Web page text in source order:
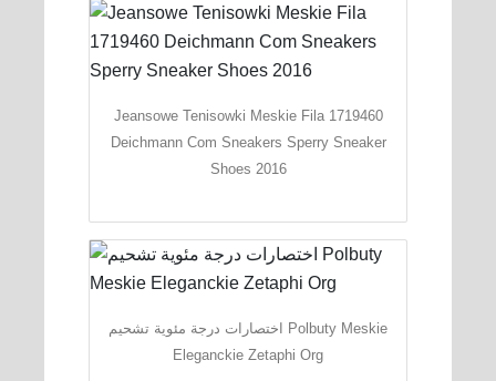
Jeansowe Tenisowki Meskie Fila 1719460
Deichmann Com Sneakers Sperry Sneaker
Shoes 2016
اختصارات درجة مئوية تشحيم Polbuty Meskie
Eleganckie Zetaphi Org